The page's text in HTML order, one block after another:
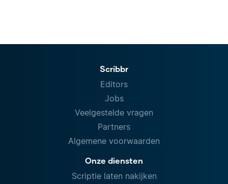
Scribbr
Editors
Jobs
Veelgestelde vragen
Partners
Algemene voorwaarden
Onze diensten
Scriptie laten nakijken